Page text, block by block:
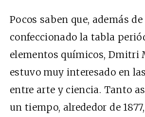
Pocos saben que, además
confeccionado la tabla
elementos químicos, Dmitri
estuvo muy interesado en
entre arte y ciencia. Tanto
un tiempo, alrededor de